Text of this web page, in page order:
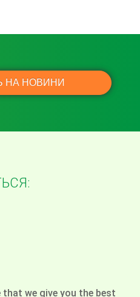
that we give you the best